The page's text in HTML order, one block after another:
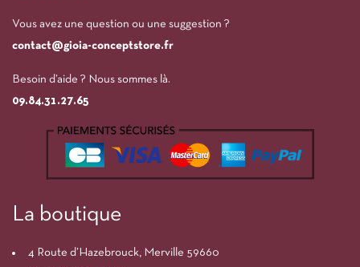
Vous avez une question ou une suggestion ?
contact@gioia-conceptstore.fr
Besoin d’aide ? Nous sommes là.
09.84.31.27.65
La boutique
4 Route d’Hazebrouck, Merville 59660